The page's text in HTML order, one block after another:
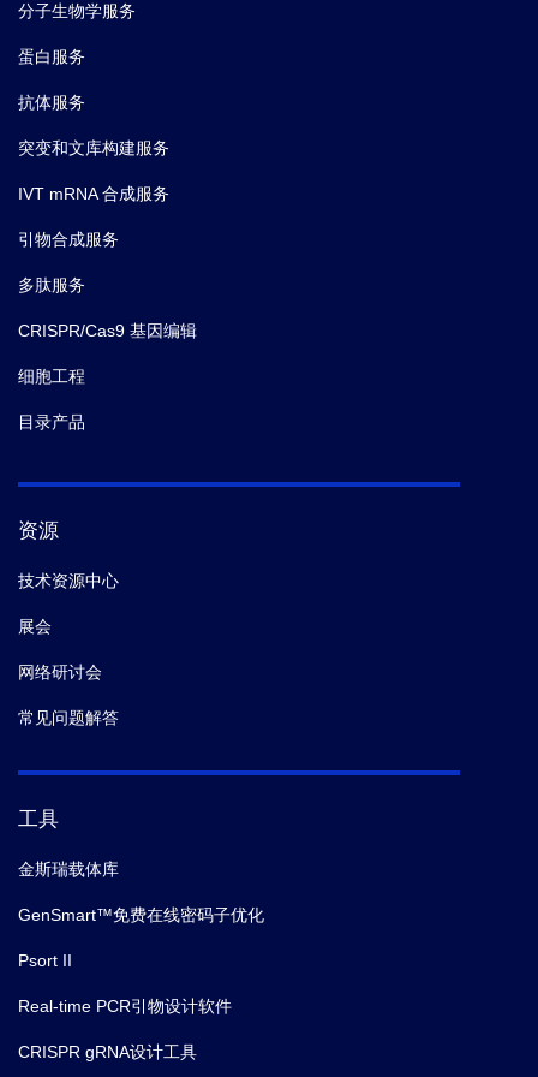
分子生物学服务
蛋白服务
抗体服务
突变和文库构建服务
IVT mRNA 合成服务
引物合成服务
多肽服务
CRISPR/Cas9 基因编辑
细胞工程
目录产品
资源
技术资源中心
展会
网络研讨会
常见问题解答
工具
金斯瑞载体库
GenSmart™免费在线密码子优化
Psort II
Real-time PCR引物设计软件
CRISPR gRNA设计工具